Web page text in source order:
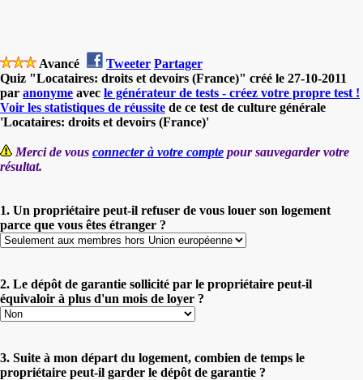
Avancé Tweeter Partager
Quiz "Locataires: droits et devoirs (France)" créé le 27-10-2011
par anonyme avec le générateur de tests - créez votre propre test !
Voir les statistiques de réussite de ce test de culture générale
'Locataires: droits et devoirs (France)'
Merci de vous connecter à votre compte pour sauvegarder votre
résultat.
1. Un propriétaire peut-il refuser de vous louer son logement
parce que vous êtes étranger ?
2. Le dépôt de garantie sollicité par le propriétaire peut-il
équivaloir à plus d'un mois de loyer ?
3. Suite à mon départ du logement, combien de temps le
propriétaire peut-il garder le dépôt de garantie ?